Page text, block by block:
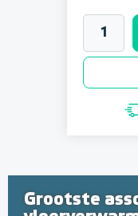
Grootste